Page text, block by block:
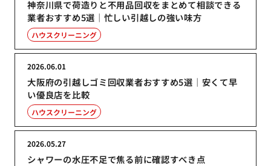
神奈川県で荷造りと不用品回収をまとめて相談できる
業者おすすめ5選｜忙しい引越しの強い味方
ハウスクリーニング
大阪府の引越しゴミ回収業者おすすめ5選｜安くて早
い優良店を比較
2026.06.01
ハウスクリーニング
シャワーの水圧不足で焦る前に確認すべき点
2026.05.27